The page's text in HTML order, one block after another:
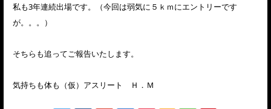
私も3年連続出場です。（今回は弱気に５ｋｍにエントリーです
が。。。）
そちらも追ってご報告いたします。
気持ちも体も（仮）アスリート Ｈ．Ｍ